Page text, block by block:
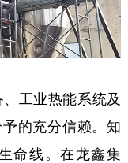
工业热能系统及
的充分信赖。知
命线。在龙鑫集